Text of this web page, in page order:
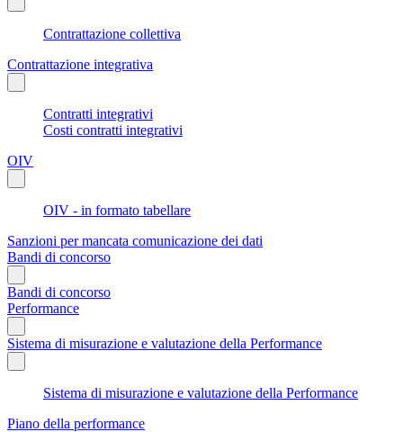
Contrattazione collettiva
Contrattazione integrativa
Contratti integrativi
Costi contratti integrativi
OIV
OIV - in formato tabellare
Sanzioni per mancata comunicazione dei dati
Bandi di concorso
Bandi di concorso
Performance
Sistema di misurazione e valutazione della Performance
Sistema di misurazione e valutazione della Performance
Piano della performance